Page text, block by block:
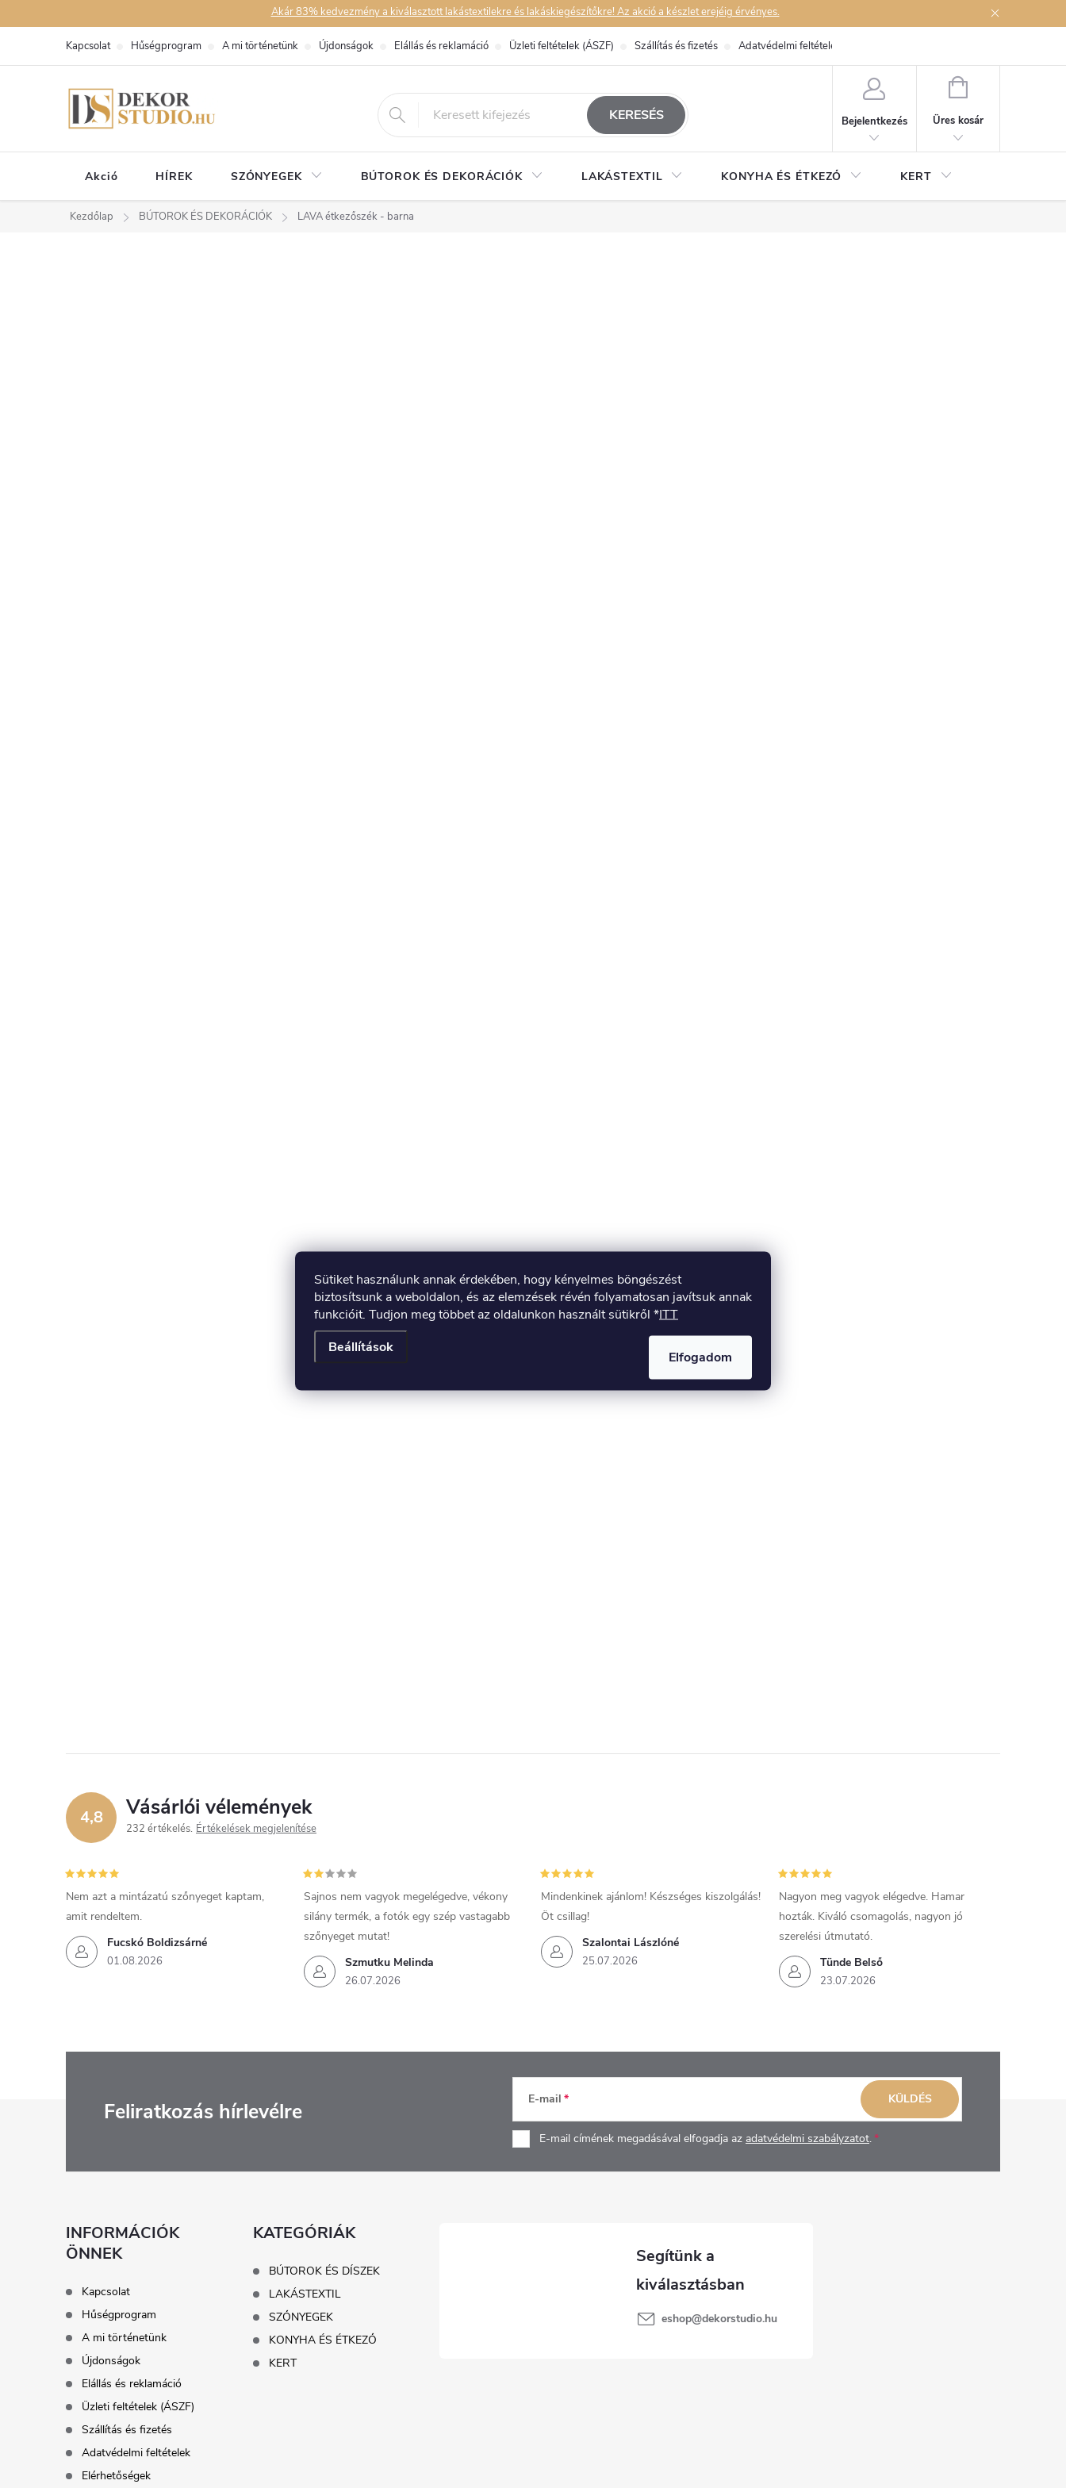
Sütiket használunk annak érdekében, hogy kényelmes böngészést
biztosítsunk a weboldalon, és az elemzések révén folyamatosan javítsuk annak
funkcióit. Tudjon meg többet az oldalunkon használt sütikről *ITT
Beállítások
Elfogadom
a
Akár 83% kedvezmény a kiválasztott lakástextilekre és lakáskiegészítőkre! Az akció a készlet erejéig érvényes.
eshop@dekorstudio.hu
Kapcsolat Hűségprogram A mi történetünk Újdonságok Elállás és reklamáció Üzleti feltételek (ÁSZF) Szállítás és fizetés Adatvédelmi feltételek
KERESÉS Bejelentkezés
KOSÁR
Üres kosár
Akció HÍREK SZŐNYEGEK BÚTOROK ÉS DEKORÁCIÓK LAKÁSTEXTIL KONYHA ÉS ÉTKEZŐ KERT
Kezdőlap BÚTOROK ÉS DEKORÁCIÓK LAVA étkezőszék - barna
4,8 Vásárlói vélemények
232 értékelés Értékelések megjelenítése
Fucskó Boldizsárné
01.08.2026
Nem azt a mintázatú szőnyeget kaptam,
amit rendeltem.
Szmutku Melinda
26.07.2026
Sajnos nem vagyok megelégedve, vékony
silány termék, a fotók egy szép vastagabb
szőnyeget mutat!
Szalontai Lászlóné
25.07.2026
Mindenkinek ajánlom! Készséges kiszolgálás!
Öt csillag!
Tünde Belső
23.07.2026
Nagyon meg vagyok elégedve. Hamar
hozták. Kiváló csomagolás, nagyon jó
szerelési útmutató.
Feliratkozás hírlevélre E-mail
E-mail címének megadásával elfogadja az adatvédelmi szabályzatot.
KÜLDÉS
INFORMÁCIÓK
ÖNNEK
Kapcsolat
Hűségprogram
A mi történetünk
Újdonságok
Elállás és reklamáció
Üzleti feltételek (ÁSZF)
Szállítás és fizetés
Adatvédelmi feltételek
Elérhetőségek
KATEGÓRIÁK
BÚTOROK ÉS DÍSZEK
LAKÁSTEXTIL
SZŐNYEGEK
KONYHA ÉS ÉTKEZŐ
KERT
eshop@dekorstudio.hu